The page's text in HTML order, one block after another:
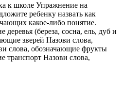
к школе Упражнение на
ребенку назвать как
какое-либо понятие.
(береза, сосна, ель, дуб и
зверей Назови слова,
слова, обозначающие фрукты
транспорт Назови слова,